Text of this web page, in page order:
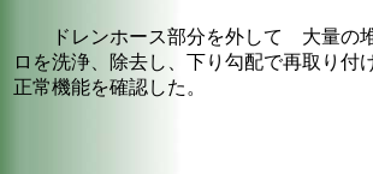
ドレンホース部分を外して 大量の
ロを洗浄、除去し、下り勾配で再取り付
正常機能を確認した。